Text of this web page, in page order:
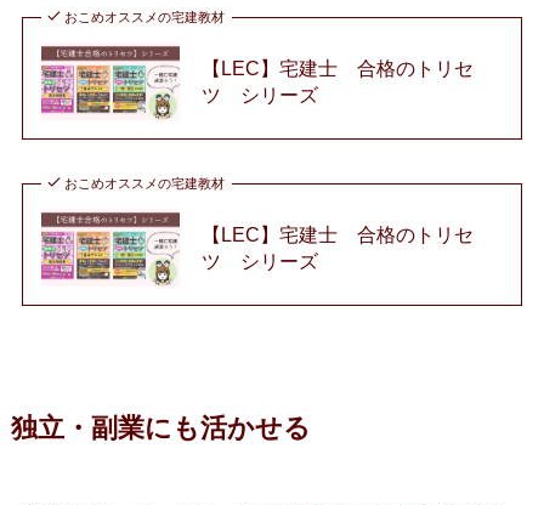
おこめオススメの宅建教材
【LEC】宅建士 合格のトリセ
ツ シリーズ
おこめオススメの宅建教材
【LEC】宅建士 合格のトリセ
ツ シリーズ
独立・副業にも活かせる